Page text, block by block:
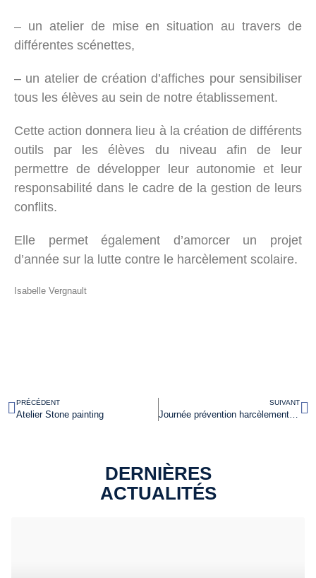
– un atelier de mise en situation au travers de
différentes scénettes,
– un atelier de création d’affiches pour sensibiliser
tous les élèves au sein de notre établissement.
Cette action donnera lieu à la création de différents
outils par les élèves du niveau afin de leur
permettre de développer leur autonomie et leur
responsabilité dans le cadre de la gestion de leurs
conflits.
Elle permet également d’amorcer un projet
d’année sur la lutte contre le harcèlement scolaire.
Isabelle Vergnault
PRÉCÉDENT
Atelier Stone painting
SUIVANT
Journée prévention harcèlement niveau 5ème
DERNIÈRES
ACTUALITÉS